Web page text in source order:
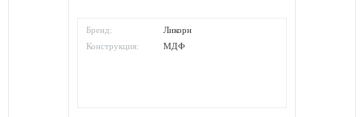
Бренд:
Ликорн
Конструкция:
МДФ